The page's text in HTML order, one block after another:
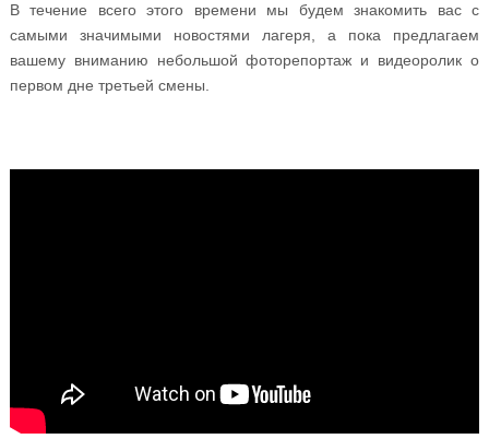
В течение всего этого времени мы будем знакомить вас с
самыми значимыми новостями лагеря, а пока предлагаем
вашему вниманию небольшой фоторепортаж и видеоролик о
первом дне третьей смены.